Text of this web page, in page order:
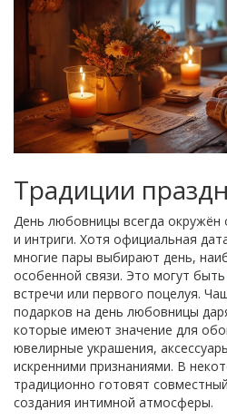
Традиции
День любовницы всегда окружён
и интриги. Хотя официальная
многие пары выбирают день,
особенной связи. Это могут быть
встречи или первого поцелуя.
подарков на день любовницы
которые имеют значение для
ювелирные украшения,
искренними признаниями. В
традиционно готовят
создания интимной атмосферы.